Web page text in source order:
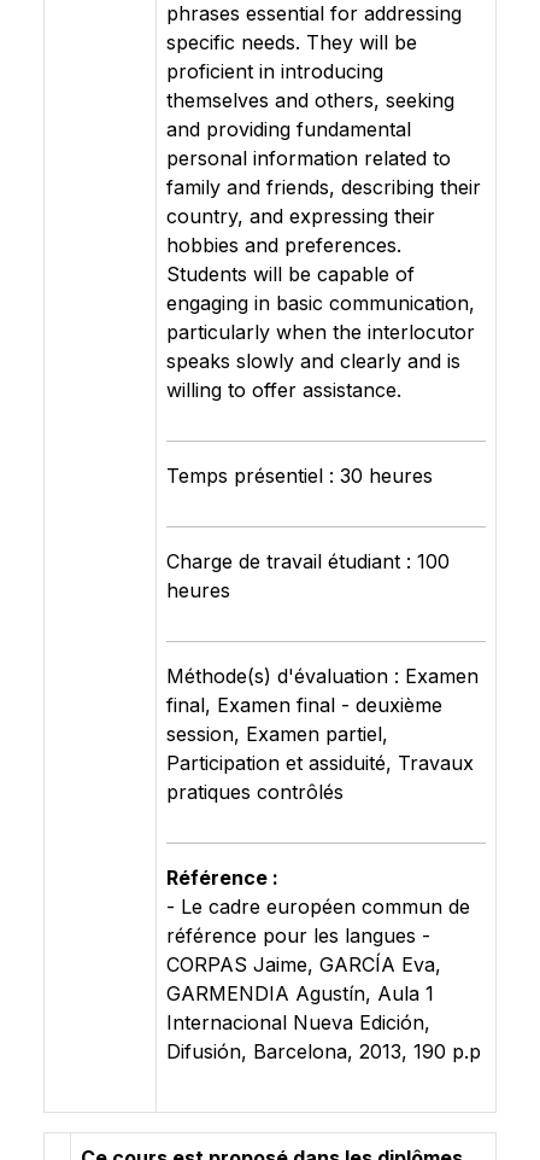
phrases essential for addressing
specific needs. They will be
proficient in introducing
themselves and others, seeking
and providing fundamental
personal information related to
family and friends, describing their
country, and expressing their
hobbies and preferences.
Students will be capable of
engaging in basic communication,
particularly when the interlocutor
speaks slowly and clearly and is
willing to offer assistance.
Temps présentiel : 30 heures
Charge de travail étudiant : 100
heures
Méthode(s) d'évaluation : Examen
final, Examen final - deuxième
session, Examen partiel,
Participation et assiduité, Travaux
pratiques contrôlés
Référence :
- Le cadre européen commun de
référence pour les langues -
CORPAS Jaime, GARCÍA Eva,
GARMENDIA Agustín, Aula 1
Internacional Nueva Edición,
Difusión, Barcelona, 2013, 190 p.p